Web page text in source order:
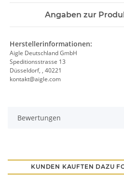
Angaben zur
Herstellerinformationen:
Aigle Deutschland GmbH
Speditionsstrasse 13
Düsseldorf, , 40221
kontakt@aigle.com
Bewertungen
KUNDEN KAUFTEN DAZU